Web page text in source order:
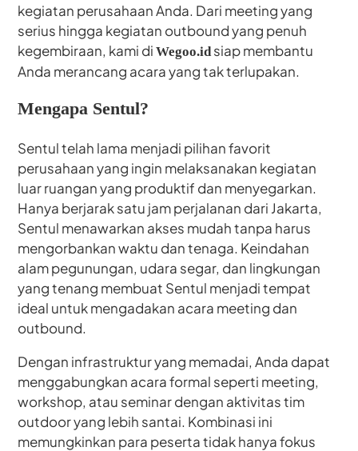
kegiatan perusahaan Anda. Dari meeting yang
serius hingga kegiatan outbound yang penuh
kegembiraan, kami diWegoo.idsiap membantu
Anda merancang acara yang tak terlupakan.
Mengapa Sentul?
Sentul telah lama menjadi pilihan favorit
perusahaan yang ingin melaksanakan kegiatan
luar ruangan yang produktif dan menyegarkan.
Hanya berjarak satu jam perjalanan dari Jakarta,
Sentul menawarkan akses mudah tanpa harus
mengorbankan waktu dan tenaga. Keindahan
alam pegunungan, udara segar, dan lingkungan
yang tenang membuat Sentul menjadi tempat
ideal untuk mengadakan acara meeting dan
outbound.
Dengan infrastruktur yang memadai, Anda dapat
menggabungkan acara formal seperti meeting,
workshop, atau seminar dengan aktivitas tim
outdoor yang lebih santai. Kombinasi ini
memungkinkan para peserta tidak hanya fokus